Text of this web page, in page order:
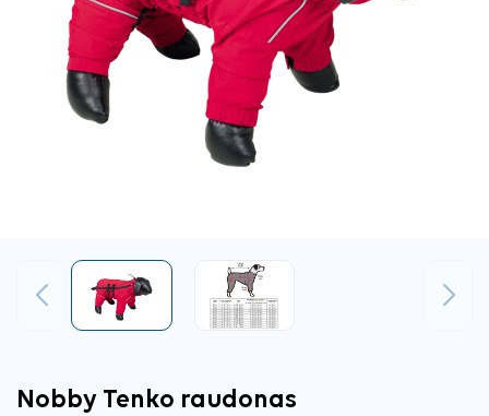
Ankstesnis Tęsti
Nobby Tenko raudonas